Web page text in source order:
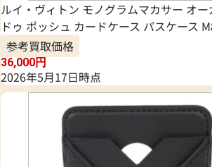
ルイ・ヴィトン モノグラムマカサー オ
ドゥ ポッシュ カードケース パスケース
参考買取価格
36,000円
2026年5月17日時点